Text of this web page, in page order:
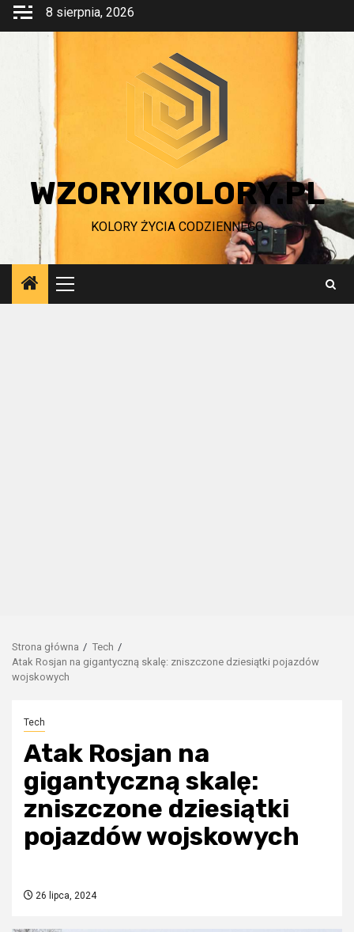
Przejdź
8 sierpnia, 2026
WZORYIKOLORY.PL
KOLORY ŻYCIA CODZIENNEGO
Menu
główne
Strona główna
Tech
Atak Rosjan na gigantyczną skalę: zniszczone dziesiątki pojazdów
wojskowych
Tech
Atak Rosjan na
gigantyczną skalę:
zniszczone dziesiątki
pojazdów wojskowych
26 lipca, 2024